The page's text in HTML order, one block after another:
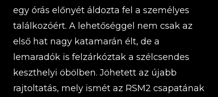
egy órás előnyét áldozta fel a személyes
találkozóért. A lehetőséggel nem csak az
első hat nagy katamarán élt, de a
lemaradók is felzárkóztak a szélcsendes
keszthelyi öbölben. Jöhetett az újabb
rajtoltatás, mely ismét az RSM2 csapatának